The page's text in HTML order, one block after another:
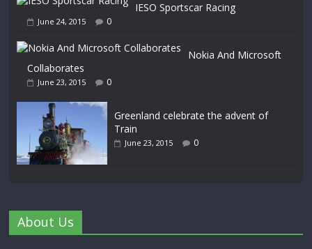
IESO Sportscar Racing
June 24, 2015 0
Nokia And Microsoft
Collaborates
June 23, 2015 0
Greenland celebrate the advent of
Train
June 23, 2015 0
About Us